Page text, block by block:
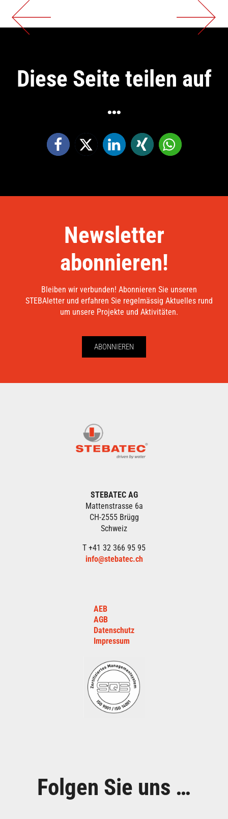
Diese Seite teilen auf
…
Newsletter
abonnieren!
Bleiben wir verbunden! Abonnieren Sie unseren
STEBAletter und erfahren Sie regelmässig Aktuelles rund
um unsere Projekte und Aktivitäten.
ABONNIEREN
STEBATEC AG
Mattenstrasse 6a
CH-2555 Brügg
Schweiz
T +41 32 366 95 95
info@stebatec.ch
AEB
AGB
Datenschutz
Impressum
Folgen Sie uns …